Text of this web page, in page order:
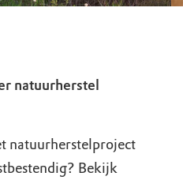
natuurherstel
natuurherstelproject
Bekijk